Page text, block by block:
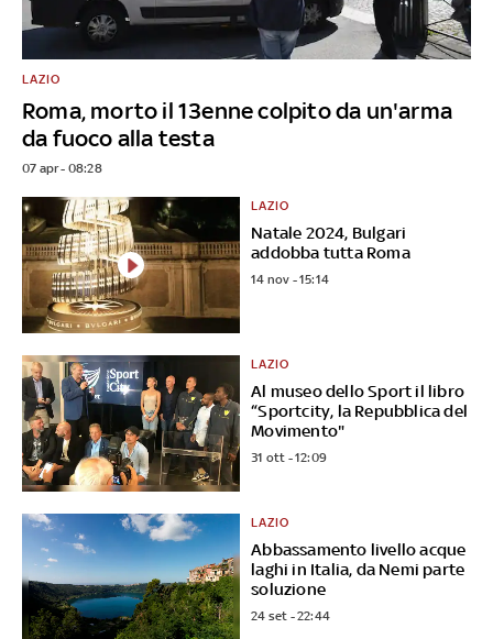
Roma, morto il 13enne colpito da un'arma
da fuoco alla testa
LAZIO
07 apr - 08:28
Natale 2024, Bulgari
addobba tutta Roma
LAZIO
14 nov - 15:14
Al museo dello Sport il libro
“Sportcity, la Repubblica del
Movimento"
LAZIO
31 ott - 12:09
Abbassamento livello acque
laghi in Italia, da Nemi parte
soluzione
LAZIO
24 set - 22:44